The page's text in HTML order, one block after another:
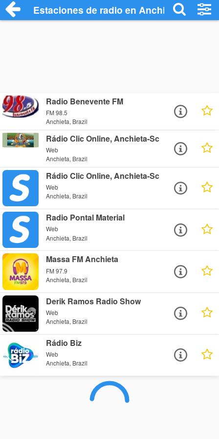
Estaciones de radio en Anchieta -
Radio Benevente FM
FM 98.5
Anchieta, Brazil
Rádio Clic Online, Anchieta-Sc
Web
Anchieta, Brazil
Rádio Clic Online, Anchieta-Sc
Web
Anchieta, Brazil
Radio Pontal Material
Web
Anchieta, Brazil
Massa FM Anchieta
FM 97.9
Anchieta, Brazil
Derik Ramos Radio Show
Web
Anchieta, Brazil
Rádio Biz
Web
Anchieta, Brazil